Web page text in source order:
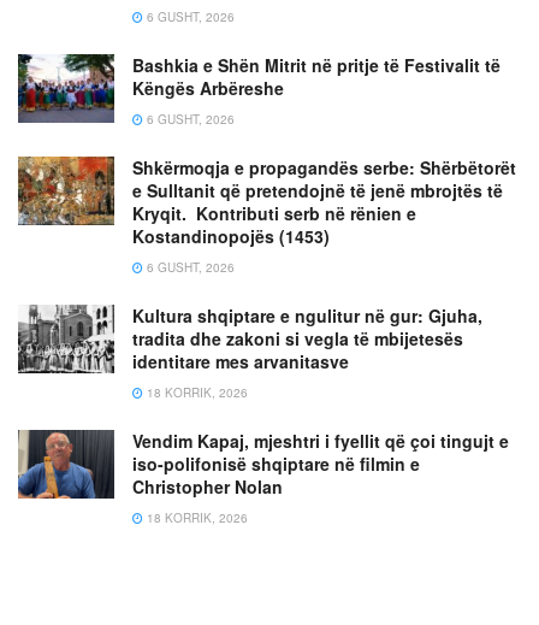
6 GUSHT, 2026
Bashkia e Shën Mitrit në pritje të Festivalit të
Këngës Arbëreshe
6 GUSHT, 2026
Shkërmoqja e propagandës serbe: Shërbëtorët
e Sulltanit që pretendojnë të jenë mbrojtës të
Kryqit. Kontributi serb në rënien e
Kostandinopojës (1453)
6 GUSHT, 2026
Kultura shqiptare e ngulitur në gur: Gjuha,
tradita dhe zakoni si vegla të mbijetesës
identitare mes arvanitasve
18 KORRIK, 2026
Vendim Kapaj, mjeshtri i fyellit që çoi tingujt e
iso-polifonisë shqiptare në filmin e
Christopher Nolan
18 KORRIK, 2026